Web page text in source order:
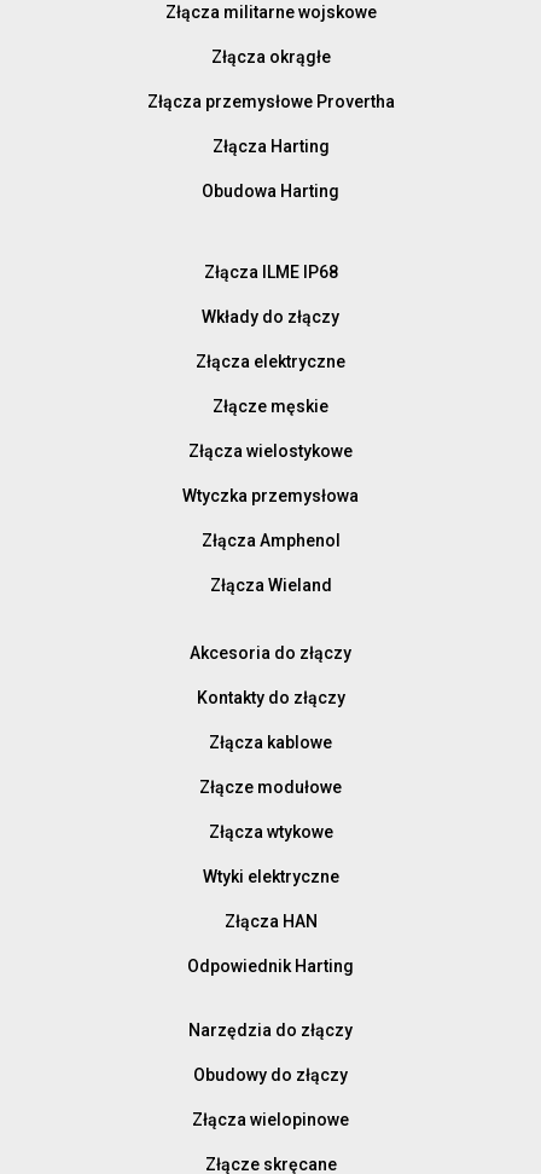
Złącza militarne wojskowe
Złącza okrągłe
Złącza przemysłowe Provertha
Złącza Harting
Obudowa Harting
Złącza ILME IP68
Wkłady do złączy
Złącza elektryczne
Złącze męskie
Złącza wielostykowe
Wtyczka przemysłowa
Złącza Amphenol
Złącza Wieland
Akcesoria do złączy
Kontakty do złączy
Złącza kablowe
Złącze modułowe
Złącza wtykowe
Wtyki elektryczne
Złącza HAN
Odpowiednik Harting
Narzędzia do złączy
Obudowy do złączy
Złącza wielopinowe
Złącze skręcane